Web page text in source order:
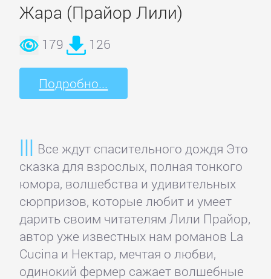
Жара (Прайор Лили)
179 126
Подробно...
Все ждут спасительного дождя Это
сказка для взрослых, полная тонкого
юмора, волшебства и удивительных
сюрпризов, которые любит и умеет
дарить своим читателям Лили Прайор,
автор уже известных нам романов La
Cucina и Нектар, мечтая о любви,
одинокий фермер сажает волшебные
Короткие
любовные
романы
романы
Остросюжетные
любовные
романы
Современные
любовные